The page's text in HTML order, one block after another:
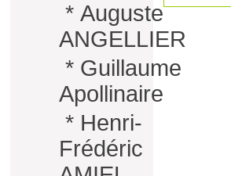
* Auguste
ANGELLIER
* Guillaume
Apollinaire
* Henri-
Frédéric